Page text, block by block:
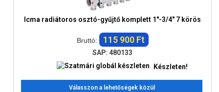
Icma radiátoros osztó-gyűjtő komplett 1"-3/4" 7 körös
Bruttó: 115 900 Ft
SAP: 480133
Készleten!
Válasszon a lehetőségek közül